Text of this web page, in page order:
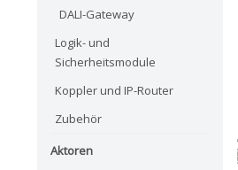
DALI-Gateway
Logik- und
Sicherheitsmodule
Koppler und IP-Router
Zubehör
Aktoren